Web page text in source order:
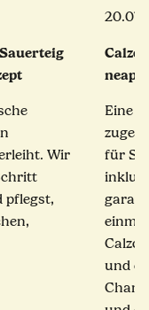
Wir
pflegst,
Eine
für
und